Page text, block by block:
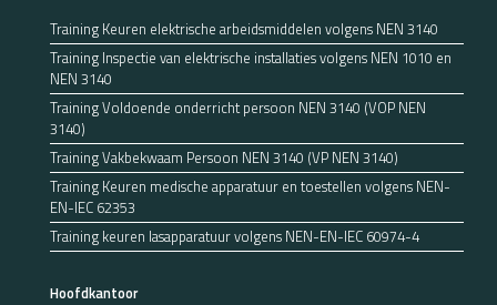
Training Keuren elektrische arbeidsmiddelen volgens NEN 3140
Training Inspectie van elektrische installaties volgens NEN 1010 en
NEN 3140
Training Voldoende onderricht persoon NEN 3140 (VOP NEN
3140)
Training Vakbekwaam Persoon NEN 3140 (VP NEN 3140)
Training Keuren medische apparatuur en toestellen volgens NEN-
EN-IEC 62353
Training keuren lasapparatuur volgens NEN-EN-IEC 60974-4
Hoofdkantoor